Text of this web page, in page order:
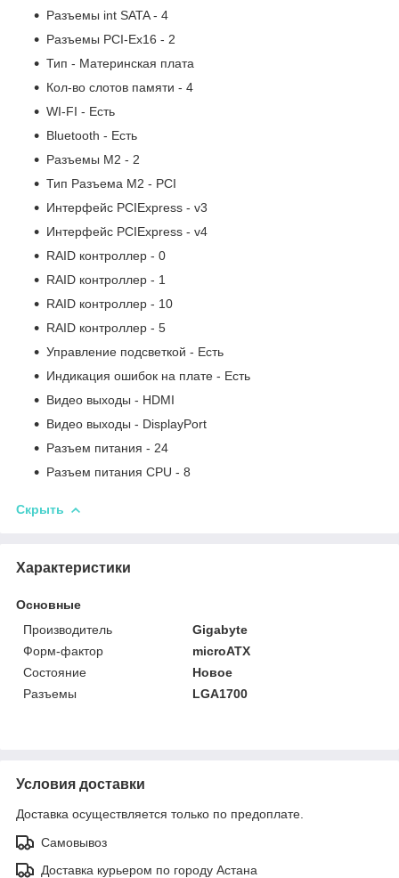
Разъемы int SATA - 4
Разъемы PCI-Ex16 - 2
Тип - Материнская плата
Кол-во слотов памяти - 4
WI-FI - Есть
Bluetooth - Есть
Разъемы M2 - 2
Тип Разъема M2 - PCI
Интерфейс PCIExpress - v3
Интерфейс PCIExpress - v4
RAID контроллер - 0
RAID контроллер - 1
RAID контроллер - 10
RAID контроллер - 5
Управление подсветкой - Есть
Индикация ошибок на плате - Есть
Видео выходы - HDMI
Видео выходы - DisplayPort
Разъем питания - 24
Разъем питания CPU - 8
Скрыть
Характеристики
Основные
Производитель
Gigabyte
Форм-фактор
microATX
Состояние
Новое
Разъемы
LGA1700
Условия доставки
Доставка осуществляется только по предоплате.
Самовывоз
Доставка курьером по городу Астана